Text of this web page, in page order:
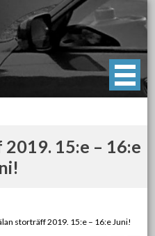
15:e – 16:e
storträff 2019. 15:e – 16:e Juni!